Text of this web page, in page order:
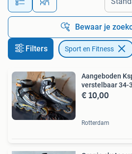
Bewaar je
Filters Sport en Fitness
Aangeboden
verstelbaar 34-
€ 10,00
Rotterdam